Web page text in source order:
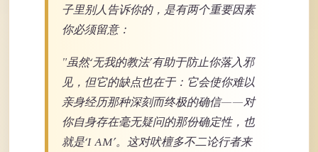
子里别人告诉你的，是有两个重要因素
你必须留意：
"虽然‘无我的教法’有助于防止你落入邪
见，但它的缺点也在于：它会使你难以
亲身经历那种深刻而终极的确信——对
你自身存在毫无疑问的那份确定性，也
就是‘I AM’。这对吠檀多不二论行者来